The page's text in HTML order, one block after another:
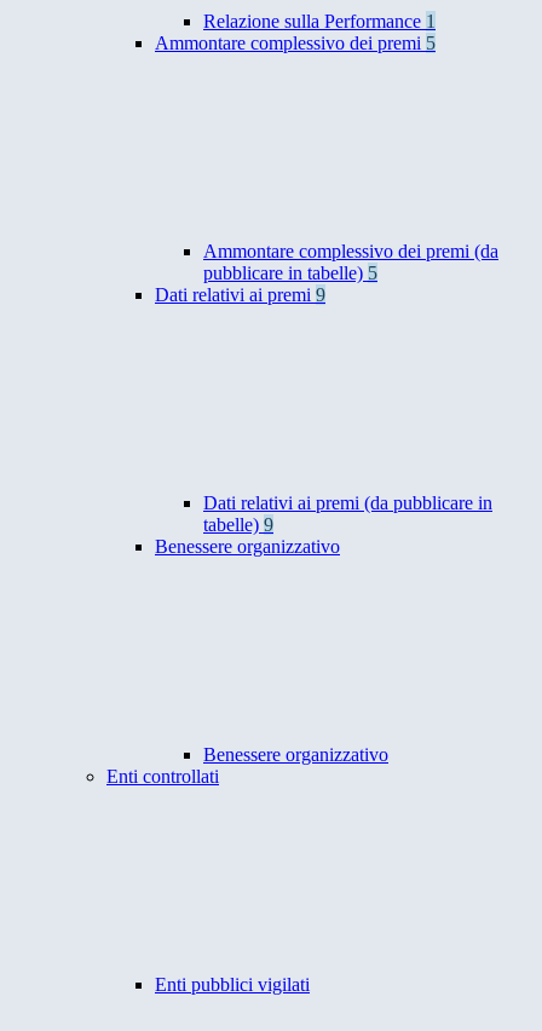
Relazione sulla Performance 1
Ammontare complessivo dei premi 5
Ammontare complessivo dei premi (da
pubblicare in tabelle) 5
Dati relativi ai premi 9
Dati relativi ai premi (da pubblicare in
tabelle) 9
Benessere organizzativo
Benessere organizzativo
Enti controllati
Enti pubblici vigilati